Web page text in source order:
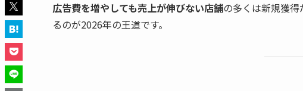
広告費を増やしても売上が伸びない店舗の多くは新規獲
るのが2026年の王道です。